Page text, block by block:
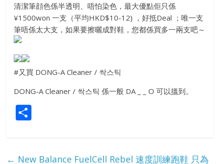
清潔筆顔色係半透明、唔怕染色，最大優點佢只係
¥1500won 一支（平均HKD$10-12) ，好抵Deal ；唯一支
筆唔係太大支，如果要擦曬成對鞋，您都係買多一兩支吧～
#又買 DONG-A Cleaner / 싹스틱
DONG-A Cleaner / 싹스틱 係一般 DA _ _ O 可以搵到。
e
← New Balance FuelCell Rebel 速度訓練跑鞋 只為